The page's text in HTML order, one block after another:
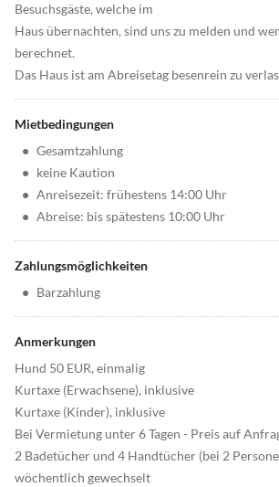
Besuchsgäste, welche im
Haus übernachten, sind uns zu melden und
berechnet.
Das Haus ist am Abreisetag besenrein zu
Mietbedingungen
• Gesamtzahlung
• keine Kaution
• Anreisezeit: frühestens 14:00 Uhr
• Abreise: bis spätestens 10:00 Uhr
Zahlungsmöglichkeiten
• Barzahlung
Anmerkungen
Hund 50 EUR, einmalig
Kurtaxe (Erwachsene), inklusive
Kurtaxe (Kinder), inklusive
Bei Vermietung unter 6 Tagen - Preis auf
2 Badetücher und 4 Handtücher (bei 2
wöchentlich gewechselt